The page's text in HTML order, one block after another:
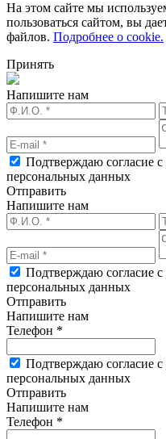
На этом сайте мы
пользоваться сайтом, вы
файлов. Подробнее о cookie.
Принять
Напишите нам
Подтверждаю согласие
персональных данных
Отправить
Напишите нам
Подтверждаю согласие
персональных данных
Отправить
Напишите нам
Телефон *
Подтверждаю согласие
персональных данных
Отправить
Напишите нам
Телефон *